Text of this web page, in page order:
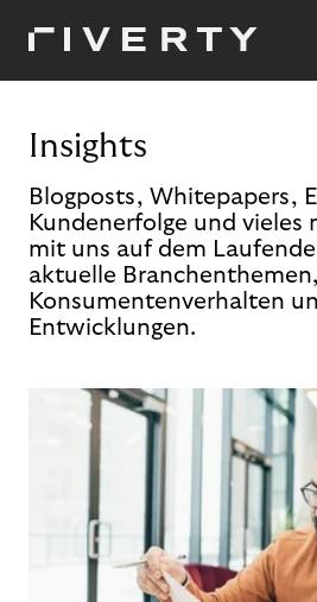
Insights
Blogposts, Whitepapers,
Kundenerfolge und vieles
mit uns auf dem
aktuelle Branchenthemen,
Konsumentenverhalten
Entwicklungen.